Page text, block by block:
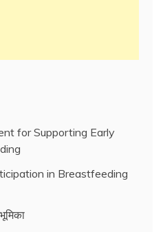
for Supporting Early
in Breastfeeding